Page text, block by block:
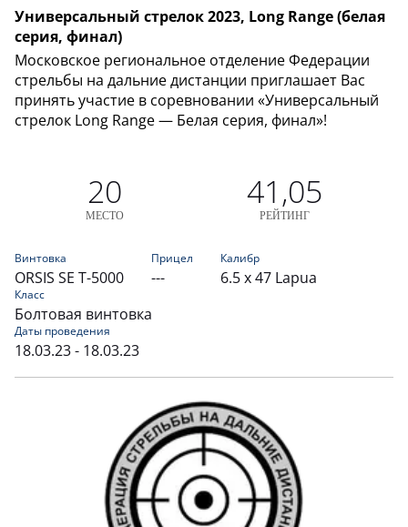
Универсальный стрелок 2023, Long Range (белая
серия, финал)
Московское региональное отделение Федерации
стрельбы на дальние дистанции приглашает Вас
принять участие в соревновании «Универсальный
стрелок Long Range — Белая серия, финал»!
20
МЕСТО
41,05
РЕЙТИНГ
Винтовка
ORSIS SE T-5000
Прицел
---
Калибр
6.5 x 47 Lapua
Класс
Болтовая винтовка
Даты проведения
18.03.23 - 18.03.23